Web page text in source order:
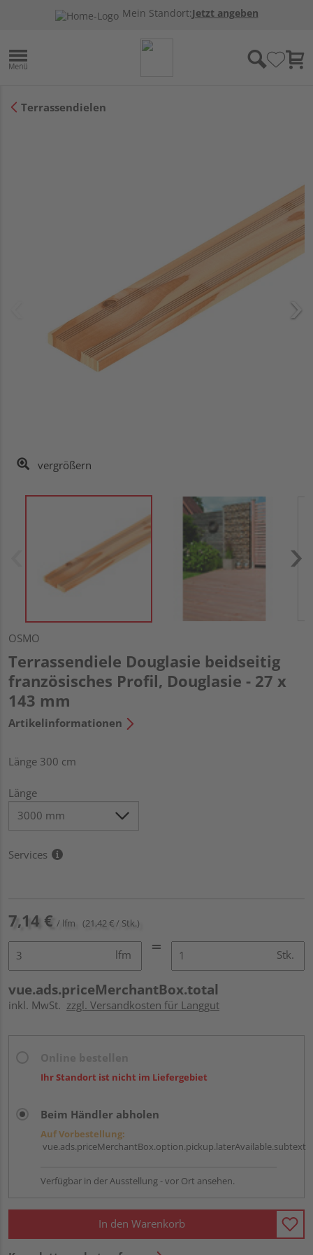
Mein Standort:Jetzt angeben
Terrassendielen
vergrößern
OSMO
Terrassendiele Douglasie beidseitig
französisches Profil, Douglasie - 27 x
143 mm
Artikelinformationen
Länge 300 cm
Länge
Services
7,14 € / lfm (21,42 € / Stk.)
lfm Stk.
vue.ads.priceMerchantBox.total
inkl. MwSt. zzgl. Versandkosten für Langgut
Ihr Standort ist nicht im Liefergebiet
Beim Händler abholen
Auf Vorbestellung:
vue.ads.priceMerchantBox.option.pickup.laterAvailable.subtext
Verfügbar in der Ausstellung - vor Ort ansehen.
In den Warenkorb